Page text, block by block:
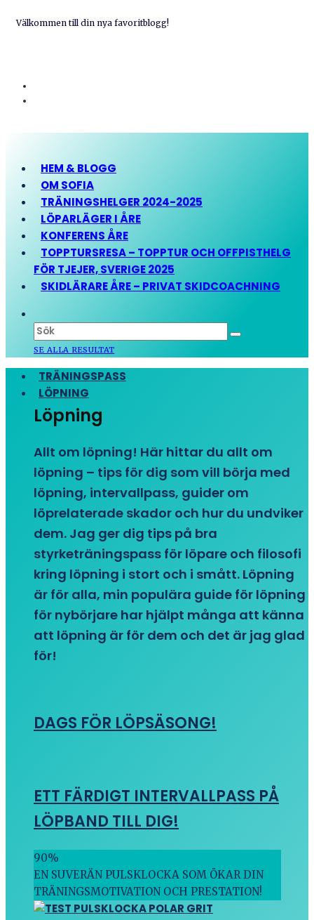
Välkommen till din nya favoritblogg!
HEM & BLOGG
OM SOFIA
TRÄNINGSHELGER 2024-2025
LÖPARLÄGER I ÅRE
KONFERENS ÅRE
TOPPTURSRESA – TOPPTUR OCH OFFPISTHELG
FÖR TJEJER, SVERIGE 2025
SKIDLÄRARE ÅRE – PRIVAT SKIDCOACHNING
SE ALLA RESULTAT
TRÄNINGSPASS
LÖPNING
Löpning
Allt om löpning! Här hittar du allt om
löpning – tips för dig som vill börja med
löpning, intervallpass, guider om
löprelaterade skador och hur du undviker
dem. Jag ger dig tips på bra
styrketräningspass för löpare och filosofi
kring löpning i stort och i smått. Löpning
är för alla, min populära guide för löpning
för nybörjare har hjälpt många att känna
att löpning är för dem och det är jag glad
för!
DAGS FÖR LÖPSÄSONG!
ETT FÄRDIGT INTERVALLPASS PÅ
LÖPBAND TILL DIG!
90%
EN SUVERÄN PULSKLOCKA SOM ÖKAR DIN
TRÄNINGSMOTIVATION OCH PRESTATION!